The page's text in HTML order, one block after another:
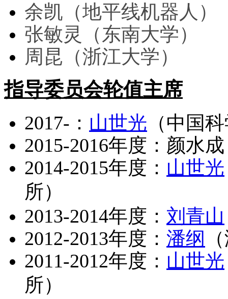
余凯（地平线机器人）
张敏灵（东南大学）
周昆（浙江大学）
指导委员会轮值主席
2017-： 山世光 （中国
2015-2016年度：颜水
2014-2015年度： 山世光
所）
2013-2014年度： 刘青山
2012-2013年度： 潘纲
2011-2012年度： 山世光
所）